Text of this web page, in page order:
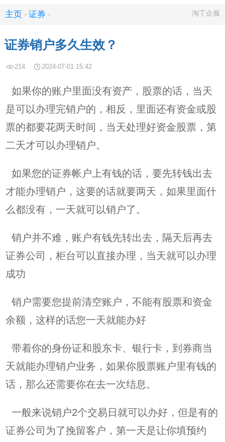
主页 > 证券 > 淘丁企服
证券销户多久生效？
214 2024-07-01 15:42
如果你的账户里面没有资产，股票的话，当天
是可以办理完销户的，相反，里面还有资金或股
票的都要花两天时间，当天处理好资金股票，第
二天才可以办理销户。
如果您的证券帐户上有钱的话，要先转钱出去
才能办理销户，这要的话就要两天，如果里面什
么都没有，一天就可以销户了。
销户并不难，账户有钱先转出去，隔天后再去
证券公司，柜台可以直接办理，当天就可以办理
成功
销户需要您提前清空账户，不能有股票和资金
余额，这样的话您一天就能办好
带着你的身份证和股东卡、银行卡，到券商当
天就能办理销户业务，如果你股票账户里有钱的
话，那么还需要你在去一次结息。
一般来说销户2个交易日就可以办好，但是有的
证券公司为了挽留客户，第一天是让你填预约